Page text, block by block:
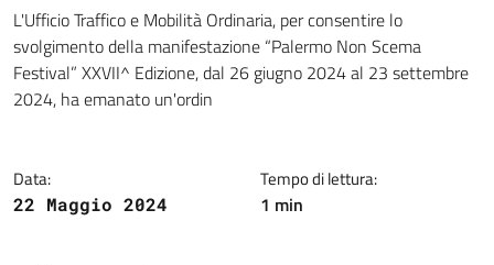
Dettagli della notizia
L'Ufficio Traffico e Mobilità Ordinaria, per consentire lo
svolgimento della manifestazione “Palermo Non Scema
Festival” XXVII^ Edizione, dal 26 giugno 2024 al 23 settembre
2024, ha emanato un'ordin
Data:
22 Maggio 2024
Tempo di lettura:
1 min